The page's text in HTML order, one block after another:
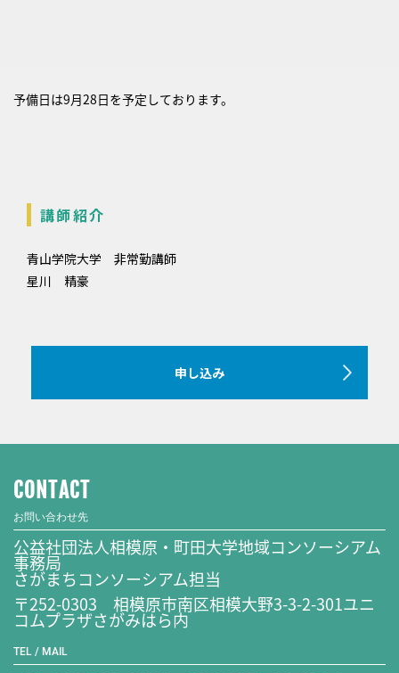
予備日は9月28日を予定しております。
講師紹介
青山学院大学 非常勤講師
星川 精豪
申し込み
CONTACT
お問い合わせ先
公益社団法人相模原・町田大学地域コンソーシアム
事務局
さがまちコンソーシアム担当
〒252-0303 相模原市南区相模大野3-3-2-301ユニ
コムプラザさがみはら内
TEL / MAIL